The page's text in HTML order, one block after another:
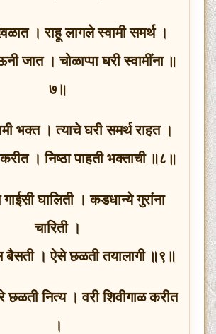
। राहू लागले स्वामी समर्थ ।
जात । चोळाप्पा घरी स्वामींना ॥
७॥
भक्त । त्याचे घरी समर्थ राहत ।
। निष्ठा पाहती भक्ताची ॥८॥
घालिती । कडधान्ये गुरांना
चारिती ।
बैसती । ऐसे छळती तयालागी ॥९॥
छळती नित्य । वरी शिवीगाळ करीत
।